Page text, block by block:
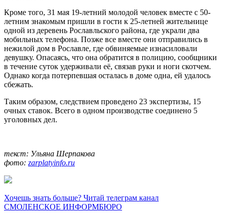
Кроме того, 31 мая 19-летний молодой человек вместе с 50-
летним знакомым пришли в гости к 25-летней жительнице
одной из деревень Рославльского района, где украли два
мобильных телефона. Позже все вместе они отправились в
нежилой дом в Рославле, где обвиняемые изнасиловали
девушку. Опасаясь, что она обратится в полицию, сообщники
в течение суток удерживали её, связав руки и ноги скотчем.
Однако когда потерпевшая осталась в доме одна, ей удалось
сбежать.
Таким образом, следствием проведено 23 экспертизы, 15
очных ставок. Всего в одном производстве соединено 5
уголовных дел.
текст: Ульяна Шерпакова
фото: zarplatyinfo.ru
Хочешь знать больше? Читай телеграм канал
СМОЛЕНСКОЕ ИНФОРМБЮРО